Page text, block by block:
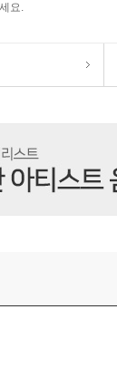
요.